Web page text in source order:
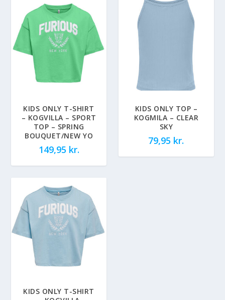
KIDS ONLY T-SHIRT
– KOGVILLA – SPORT
TOP – SPRING
BOUQUET/NEW YO
149,95 kr.
KIDS ONLY TOP –
KOGMILA – CLEAR
SKY
79,95 kr.
KIDS ONLY T-SHIRT